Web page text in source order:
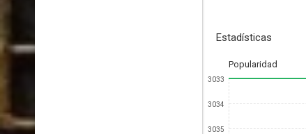
Estadísticas
Popularidad
3033
3034
3035